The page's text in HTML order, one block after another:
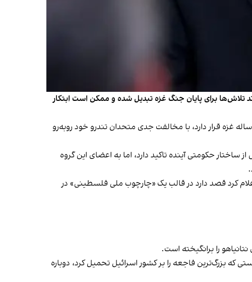
تلاش‌ها برای پایان جنگ غزه تبدیل شده و ممکن است ابتکار
دو‌ساله غزه قرار دارد، با مخالفت جدی متحدان تندرو خود روبه‌رو
حکومتی آینده تاکید دارد، اما به اعضای این گروه
کرد قصد دارد در قالب یک «چارچوب ملی فلسطینی» در
را برانگیخته است.
که بزرگ‌ترین فاجعه را بر کشور اسرائیل تحمیل کرد، دوباره